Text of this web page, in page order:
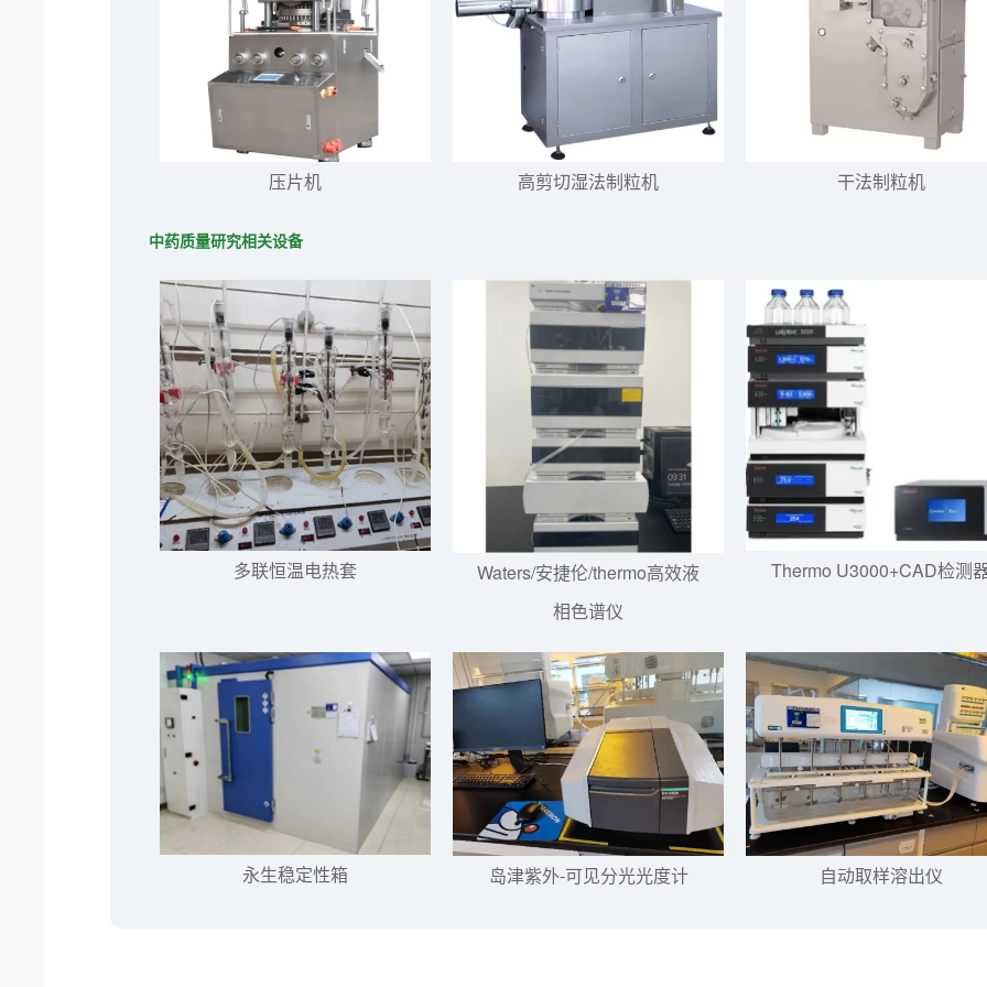
压片机 高剪切湿法制粒机 干法制粒机
中药质量研究相关设备
多联恒温电热套
Waters/安捷伦/thermo高效液
相色谱仪
Thermo U3000+CAD检测
永生稳定性箱 岛津紫外-可见分光光度计 自动取样溶出仪